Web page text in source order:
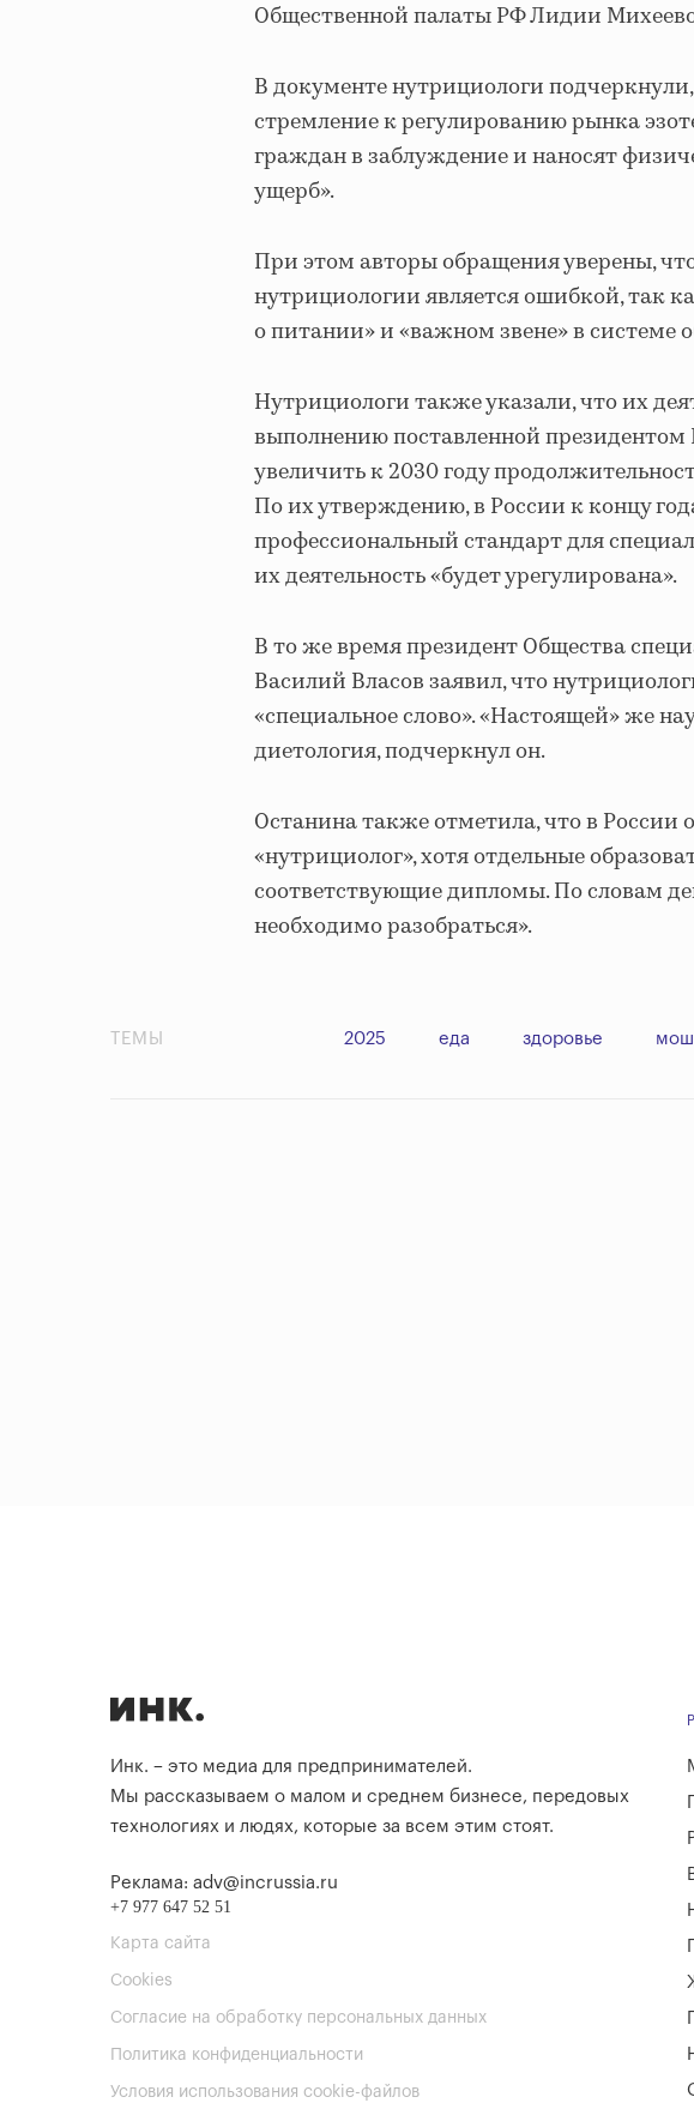
Общественной палаты РФ Лидии
В документе нутрициологи
стремление к регулированию рынка
граждан в заблуждение и наносят
ущерб».
При этом авторы обращения уверены,
нутрициологии является ошибкой, так
о питании» и «важном звене» в системе
Нутрициологи также указали, что их
выполнению поставленной
увеличить к 2030 году
По их утверждению, в России к концу
профессиональный стандарт для
их деятельность «будет урегулирована».
В то же время президент Общества
Василий Власов заявил, что
«специальное слово». «Настоящей» же
диетология, подчеркнул он.
Останина также отметила, что в России
«нутрициолог», хотя отдельные
соответствующие дипломы. По словам
необходимо разобраться».
ТЕМЫ 2025 еда здоровье
Инк. – это медиа для предпринимателей.
Мы рассказываем о малом и среднем бизнесе, передовых
технологиях и людях, которые за всем этим стоят.
Реклама: adv@incrussia.ru
+7 977 647 52 51
Карта сайта
Cookies
Согласие на обработку персональных данных
Политика конфиденциальности
Условия использования cookie-файлов